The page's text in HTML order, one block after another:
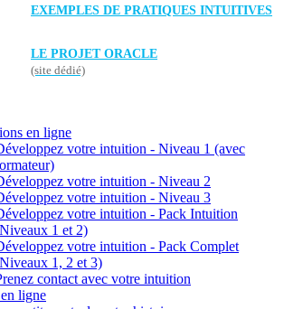
EXEMPLES DE PRATIQUES INTUITIVES
LE PROJET ORACLE
(site dédié)
en ligne
votre intuition - Niveau 1 (avec
votre intuition - Niveau 2
votre intuition - Niveau 3
votre intuition - Pack Intuition
1 et 2)
votre intuition - Pack Complet
1, 2 et 3)
contact avec votre intuition
ligne